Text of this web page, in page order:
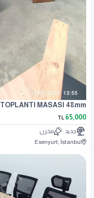
TOPLANTI MASASI 48mm / طاولة اجتماعات 526*300*75
65,000
TL
جديد
مخزن
Esenyurt, İstanbul